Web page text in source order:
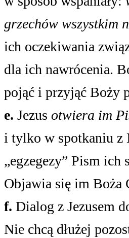
grzechów wszystkim
ich oczekiwania
dla ich nawrócenia.
pojąć i przyjąć Boży
e. Jezus otwiera im
i tylko w spotkaniu z
„egzegezy” Pism ich
Objawia się im Boża
f. Dialog z Jezusem
Nie chcą dłużej